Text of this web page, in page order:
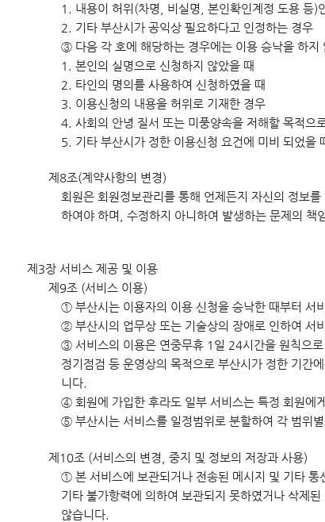
1. 내용이 허위(차명, 비실명, 본인확인계정 도용 등)
2. 기타 부산시가 공익상 필요하다고 인정하는 경우
③ 다음 각 호에 해당하는 경우에는 이용 승낙을 하지
1. 본인의 실명으로 신청하지 않았을 때
2. 타인의 명의를 사용하여 신청하였을 때
3. 이용신청의 내용을 허위로 기재한 경우
4. 사회의 안녕 질서 또는 미풍양속을 저해할 목적으
5. 기타 부산시가 정한 이용신청 요건에 미비 되었을
제8조(계약사항의 변경)
회원은 회원정보관리를 통해 언제든지 자신의 정보
하여야 하며, 수정하지 아니하여 발생하는 문제의 책
제3장 서비스 제공 및 이용
제9조 (서비스 이용)
① 부산시는 이용자의 이용 신청을 승낙한 때부터 서
② 부산시의 업무상 또는 기술상의 장애로 인하여 서
③ 서비스의 이용은 연중무휴 1일 24시간을 원칙으
정기점검 등 운영상의 목적으로 부산시가 정한 기간
니다.
④ 회원에 가입한 후라도 일부 서비스는 특정 회원에
⑤ 부산시는 서비스를 일정범위로 분할하여 각 범위
제10조 (서비스의 변경, 중지 및 정보의 저장과 사용)
① 본 서비스에 보관되거나 전송된 메시지 및 기타 통
기타 불가항력에 의하여 보관되지 못하였거나 삭제
않습니다.